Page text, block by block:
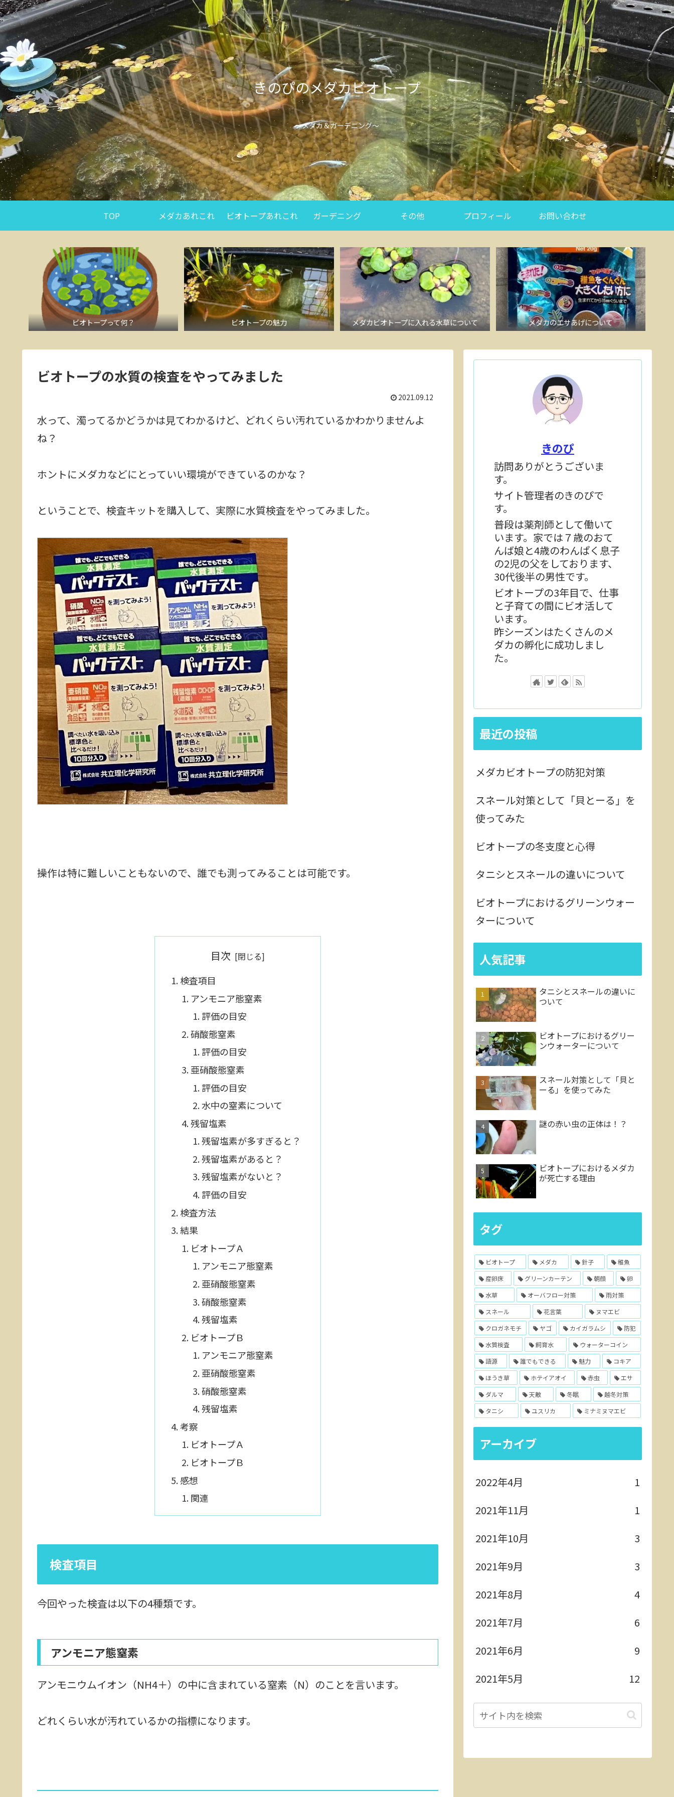
きのぴのメダカビオトープ
～メダカ＆ガーデニング～
TOP メダカあれこれ ビオトープあれこれ ガーデニング その他 プロフィール お問い合わせ
ビオトープって何？ ビオトープの魅力 メダカビオトープに入れる水草について メダカのエサあげについて
ビオトープの水質の検査をやってみました
2021.09.12
水って、濁ってるかどうかは見てわかるけど、どれくらい汚れているかわかりませんよ
ね？
ホントにメダカなどにとっていい環境ができているのかな？
ということで、検査キットを購入して、実際に水質検査をやってみました。
操作は特に難しいこともないので、誰でも測ってみることは可能です。
目次
検査項目
アンモニア態窒素
評価の目安
硝酸態窒素
評価の目安
亜硝酸態窒素
評価の目安
水中の窒素について
残留塩素
残留塩素が多すぎると？
残留塩素があると？
残留塩素がないと？
評価の目安
検査方法
結果
ビオトープＡ
アンモニア態窒素
亜硝酸態窒素
硝酸態窒素
残留塩素
ビオトープＢ
アンモニア態窒素
亜硝酸態窒素
硝酸態窒素
残留塩素
考察
ビオトープＡ
ビオトープＢ
感想
関連
検査項目
今回やった検査は以下の4種類です。
アンモニア態窒素
アンモニウムイオン（NH4＋）の中に含まれている窒素（N）のことを言います。
どれくらい水が汚れているかの指標になります。
きのぴ
訪問ありがとうございま
す。
サイト管理者のきのぴで
す。
普段は薬剤師として働いて
います。家では７歳のおて
んば娘と4歳のわんぱく息子
の2児の父をしております、
30代後半の男性です。
ビオトープの3年目で、仕事
と子育ての間にビオ活して
います。
昨シーズンはたくさんのメ
ダカの孵化に成功しまし
た。
最近の投稿
メダカビオトープの防犯対策
スネール対策として「貝とーる」を
使ってみた
ビオトープの冬支度と心得
タニシとスネールの違いについて
ビオトープにおけるグリーンウォー
ターについて
人気記事
タニシとスネールの違いに
ついて
ビオトープにおけるグリー
ンウォーターについて
スネール対策として「貝と
ーる」を使ってみた
謎の赤い虫の正体は！？
ビオトープにおけるメダカ
が死亡する理由
タグ
ビオトープ メダカ 針子
稚魚
産卵床
グリーンカーテン 朝顔
卵
水草
オーバフロー対策
雨対策
スネール
花言葉
ヌマエビ
クロガネモチ
ヤゴ カイガラムシ
防犯
水質検査
飼育水
ウォーターコイン
語源
誰でもできる 魅力
コキア
ほうき草
ホテイアオイ 赤虫
エサ
ダルマ
天敵 冬眠
越冬対策
タニシ
ユスリカ ミナミヌマエビ
アーカイブ
2022年4月
1
2021年11月
1
2021年10月
3
2021年9月
3
2021年8月
4
2021年7月
6
2021年6月
9
2021年5月
12